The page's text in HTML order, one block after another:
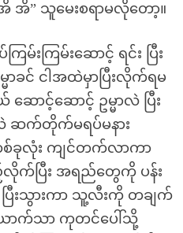
အိ” သူမေးစရာမလိုတော့။
းကြမ်းဆောင့် ရင်း ပြီး
မာခင် ငါအထဲမှာပြီးလိုက်ရမ
ောင့်ဆောင့် ဥမ္မာလဲ ပြီး
ဆက်တိုက်မရပ်မနား
ခုလုံး ကျင်တက်လာကာ
ပြီး အရည်တွေကို ပန်း
ြီးသွားကာ သူ့လီးကို တချက်
ာက်သာ ကုတင်ပေါ်သို့